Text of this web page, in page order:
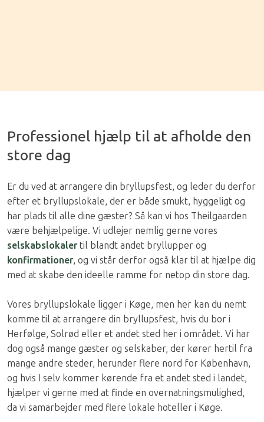
Professionel hjælp til at afholde den
store dag
Er du ved at arrangere din bryllupsfest, og leder du derfor
efter et bryllupslokale, der er både smukt, hyggeligt og
har plads til alle dine gæster? Så kan vi hos Theilgaarden
være behjælpelige. Vi udlejer nemlig gerne vores
selskabslokalertil blandt andet bryllupper og
konfirmationer, og vi står derfor også klar til at hjælpe dig
med at skabe den ideelle ramme for netop din store dag.
Vores bryllupslokale ligger i Køge, men her kan du nemt
komme til at arrangere din bryllupsfest, hvis du bor i
Herfølge, Solrød eller et andet sted her i området. Vi har
dog også mange gæster og selskaber, der kører hertil fra
mange andre steder, herunder flere nord for København,
og hvis I selv kommer kørende fra et andet sted i landet,
hjælper vi gerne med at finde en overnatningsmulighed,
da vi samarbejder med flere lokale hoteller i Køge.